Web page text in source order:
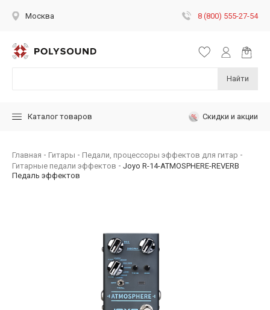
Москва 8 (800) 555-27-54
Найти
Каталог товаров Скидки и акции
Главная Гитары
Педали, процессоры эффектов для гитар
Гитарные педали эффектов
Joyo R-14-ATMOSPHERE-REVERB
Педаль эффектов